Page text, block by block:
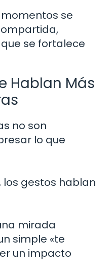
se
se fortalece
Hablan Más
no son
lo que
los gestos hablan
mirada
simple «te
un impacto